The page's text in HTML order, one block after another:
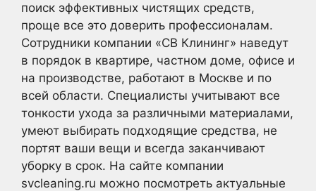
поиск эффективных чистящих средств,
проще все это доверить профессионалам.
Сотрудники компании «СВ Клининг» наведут
в порядок в квартире, частном доме, офисе и
на производстве, работают в Москве и по
всей области. Специалисты учитывают все
тонкости ухода за различными материалами,
умеют выбирать подходящие средства, не
портят ваши вещи и всегда заканчивают
уборку в срок. На сайте компании
svcleaning.ru можно посмотреть актуальные